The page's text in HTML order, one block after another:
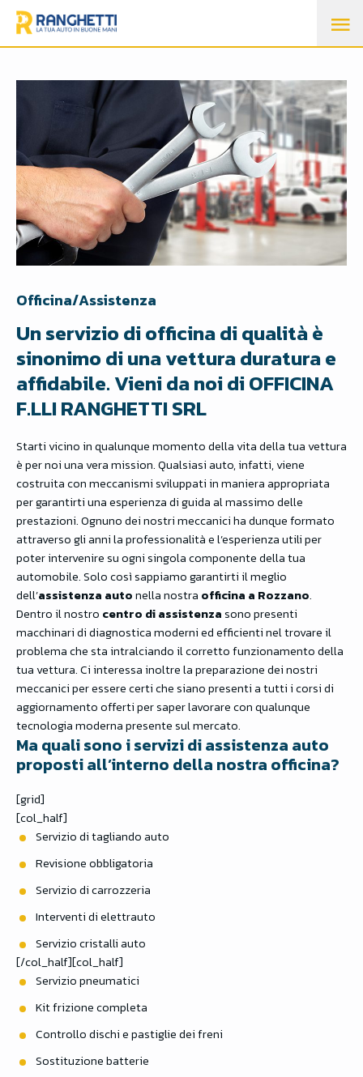
Officina/Assistenza
Un servizio di officina di qualità è
sinonimo di una vettura duratura e
affidabile. Vieni da noi di OFFICINA
F.LLI RANGHETTI SRL
Starti vicino in qualunque momento della vita della tua vettura
è per noi una vera mission. Qualsiasi auto, infatti, viene
costruita con meccanismi sviluppati in maniera appropriata
per garantirti una esperienza di guida al massimo delle
prestazioni. Ognuno dei nostri meccanici ha dunque formato
attraverso gli anni la professionalità e l’esperienza utili per
poter intervenire su ogni singola componente della tua
automobile. Solo così sappiamo garantirti il meglio
dell’assistenza autonella nostra officina a Rozzano.
Dentro il nostro centro di assistenzasono presenti
macchinari di diagnostica moderni ed efficienti nel trovare il
problema che sta intralciando il corretto funzionamento della
tua vettura. Ci interessa inoltre la preparazione dei nostri
meccanici per essere certi che siano presenti a tutti i corsi di
aggiornamento offerti per saper lavorare con qualunque
tecnologia moderna presente sul mercato.
Ma quali sono i servizi di assistenza auto
proposti all’interno della nostra officina?
[grid]
[col_half]
Servizio di tagliando auto
Revisione obbligatoria
Servizio di carrozzeria
Interventi di elettrauto
Servizio cristalli auto
[/col_half][col_half]
Servizio pneumatici
Kit frizione completa
Controllo dischi e pastiglie dei freni
Sostituzione batterie